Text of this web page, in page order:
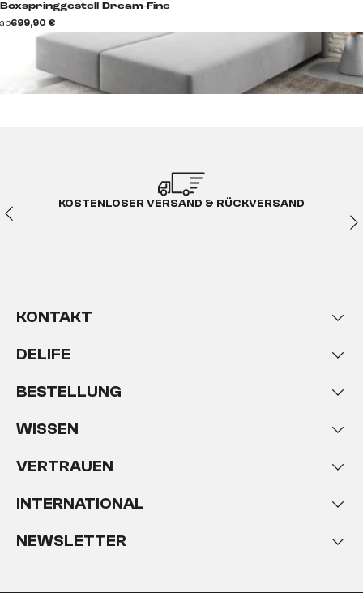
Boxspringgestell Dream-Fine
ab699,90 €
KOSTENLOSER VERSAND & RÜCKVERSAND
KONTAKT
DELIFE
BESTELLUNG
WISSEN
VERTRAUEN
INTERNATIONAL
NEWSLETTER